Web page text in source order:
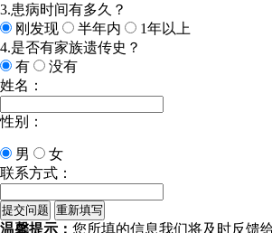
3.患病时间有多久？
刚发现
半年内
1年以上
4.是否有家族遗传史？
有
没有
姓名：
性别：
男
女
联系方式：
温馨提示： 您所填的信息我们将及时反馈